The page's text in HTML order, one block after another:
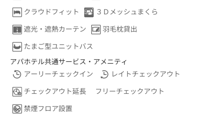
クラウドフィット
３Ｄメッシュまくら
遮光・遮熱カーテン
羽毛枕貸出
たまご型ユニットバス
アパホテル共通サービス・アメニティ
アーリーチェックイン
レイトチェックアウト
チェックアウト延長
フリーチェックアウト
禁煙フロア設置